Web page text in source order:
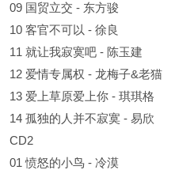
09 国贸立交 - 东方骏
10 客官不可以 - 徐良
11 就让我寂寞吧 - 陈玉建
12 爱情专属权 - 龙梅子&老猫
13 爱上草原爱上你 - 琪琪格
14 孤独的人并不寂寞 - 易欣
CD2
01 愤怒的小鸟 - 冷漠